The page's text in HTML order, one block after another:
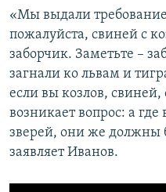
«Мы выдали
пожалуйста, свиней с
заборчик. Заметьте –
загнали ко львам и
если вы козлов, свиней,
возникает вопрос: а
зверей, они же должны
заявляет Иванов.